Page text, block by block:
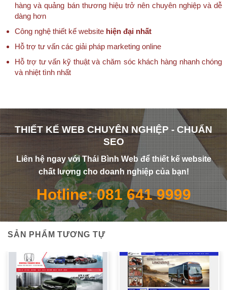
hàng và quảng bán thương hiệu trở nên chuyên nghiệp và dễ
dàng hơn
Công nghệ thiết kế website hiện đại nhất
Hỗ trợ tư vấn các giải pháp marketing online
Hỗ trợ tư vấn kỹ thuật và chăm sóc khách hàng nhanh chóng
và nhiệt tình nhất
THIẾT KẾ WEB CHUYÊN NGHIỆP - CHUẨN
SEO
Liên hệ ngay với Thái Bình Web để thiết kế website
chất lượng cho doanh nghiệp của bạn!
Hotline: 081 641 9999
SẢN PHẨM TƯƠNG TỰ